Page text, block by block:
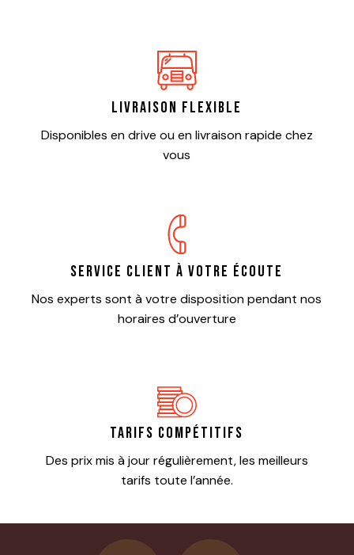
Livraison flexible
Disponibles en drive ou en livraison rapide chez
vous
Service client à votre écoute
Nos experts sont à votre disposition pendant nos
horaires d’ouverture
Tarifs compétitifs
Des prix mis à jour régulièrement, les meilleurs
tarifs toute l’année.